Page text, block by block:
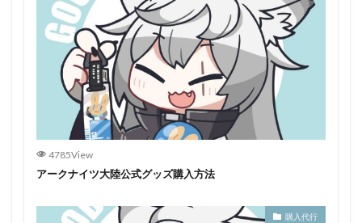
4785View
アークナイツ大陸公式グッズ購入方法
購入代行